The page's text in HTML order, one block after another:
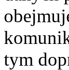
tym